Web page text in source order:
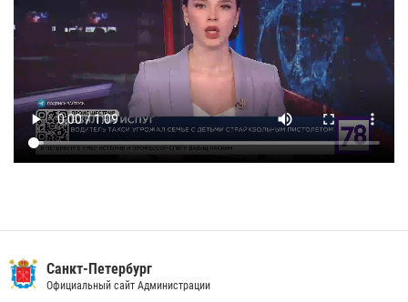
Санкт-Петербург
Официальный сайт Администрации